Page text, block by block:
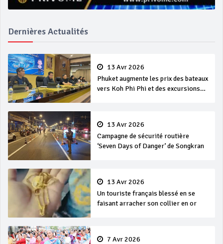
Dernières Actualités
13 Avr 2026
Phuket augmente les prix des bateaux
vers Koh Phi Phi et des excursions
13 Avr 2026
Campagne de sécurité routière
‘Seven Days of Danger’ de Songkran
13 Avr 2026
Un touriste français blessé en se
faisant arracher son collier en or
7 Avr 2026